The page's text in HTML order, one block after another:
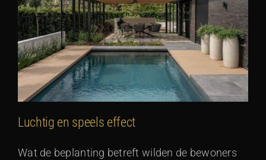
Luchtig en speels effect
Wat de beplanting betreft wilden de bewoners